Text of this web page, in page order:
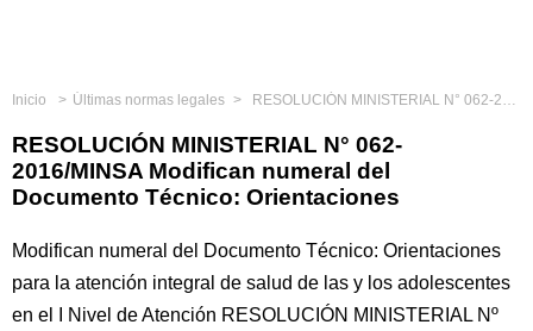
Inicio Últimas normas legales RESOLUCIÓN MINISTERIAL N° 062-2016/MINSA Modifican numeral del Documento Técnico: Orientaciones
RESOLUCIÓN MINISTERIAL N° 062-
2016/MINSA Modifican numeral del
Documento Técnico: Orientaciones
Modifican numeral del Documento Técnico: Orientaciones
para la atención integral de salud de las y los adolescentes
en el I Nivel de Atención RESOLUCIÓN MINISTERIAL Nº